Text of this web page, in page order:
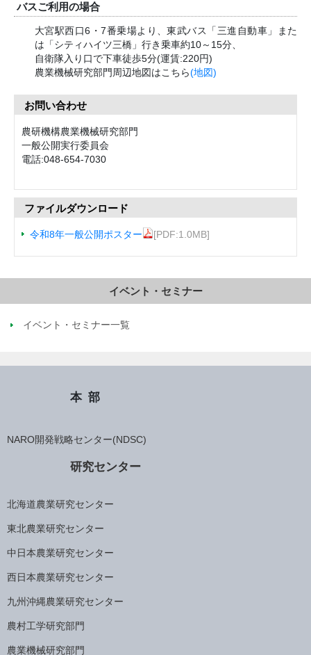
バスご利用の場合
大宮駅西口6・7番乗場より、東武バス「三進自動車」また
は「シティハイツ三橋」行き乗車約10～15分、
自衛隊入り口で下車徒歩5分(運賃:220円)
農業機械研究部門周辺地図はこちら(地図)
お問い合わせ
農研機構農業機械研究部門
一般公開実行委員会
電話:048-654-7030
ファイルダウンロード
令和8年一般公開ポスター [PDF:1.0MB]
イベント・セミナー
イベント・セミナー一覧
本部
NARO開発戦略センター(NDSC)
研究センター
北海道農業研究センター
東北農業研究センター
中日本農業研究センター
西日本農業研究センター
九州沖縄農業研究センター
農村工学研究部門
農業機械研究部門